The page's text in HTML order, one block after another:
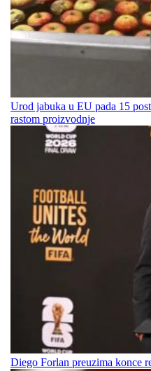
Urod jabuka u EU pada 15
rastom proizvodnje
Diego Forlan preuzima konce